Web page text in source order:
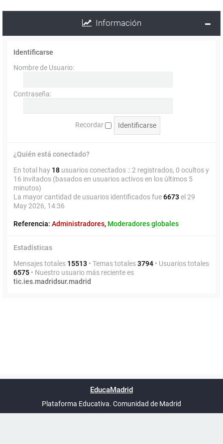
Información
Identificarse
Nombre de Usuario:
Contraseña:
Recordar
¿Quién está conectado?
En total hay 18 usuarios conectados :: 2 registrados, 0 ocultos y
16 invitados (basados en usuarios activos en los últimos 5
minutos)
La mayor cantidad de usuarios identificados fue6673 el 29
May 2026, 14:36
Referencia: Administradores, Moderadores globales
Estadísticas
Mensajes totales 15513 • Temas totales3794 • Usuarios totales
6575 • Nuestro usuario más reciente es
tic.ies.madridsur.madrid
UTC+02:00
phpBB España
EducaMadrid
Plataforma Educativa. Comunidad de Madrid